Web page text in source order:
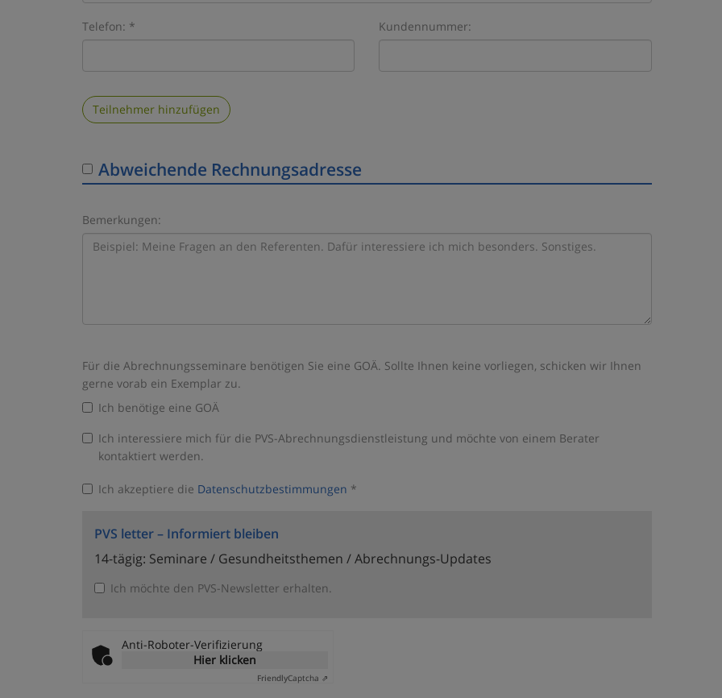
Telefon: * Kundennummer:
Teilnehmer hinzufügen
Abweichende Rechnungsadresse
Bemerkungen:
Für die Abrechnungsseminare benötigen Sie eine GOÄ. Sollte Ihnen keine vorliegen, schicken wir Ihnen
gerne vorab ein Exemplar zu.
Ich benötige eine GOÄ
Ich interessiere mich für die PVS-Abrechnungsdienstleistung und möchte von einem Berater
kontaktiert werden.
Ich akzeptiere die Datenschutzbestimmungen *
PVS letter – Informiert bleiben
14-tägig: Seminare / Gesundheitsthemen / Abrechnungs-Updates
Ich möchte den PVS-Newsletter erhalten.
Anti-Roboter-Verifizierung
Hier klicken
FriendlyCaptcha ⇗